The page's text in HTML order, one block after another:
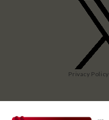
Privacy Policy